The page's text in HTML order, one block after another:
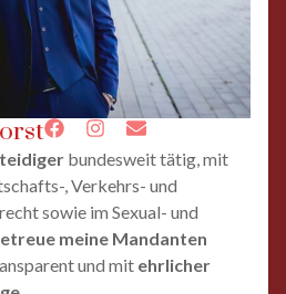
bundesweit tätig, mit
, Verkehrs- und
sowie im Sexual- und
meine Mandanten
und mit ehrlicher